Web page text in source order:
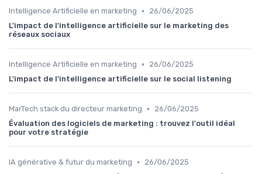
Intelligence Artificielle en marketing •
26/06/2025
L'impact de l'intelligence artificielle sur le marketing des
réseaux sociaux
Intelligence Artificielle en marketing •
26/06/2025
L'impact de l'intelligence artificielle sur le social listening
MarTech stack du directeur marketing •
26/06/2025
Évaluation des logiciels de marketing : trouvez l'outil idéal
pour votre stratégie
IA générative & futur du marketing •
26/06/2025